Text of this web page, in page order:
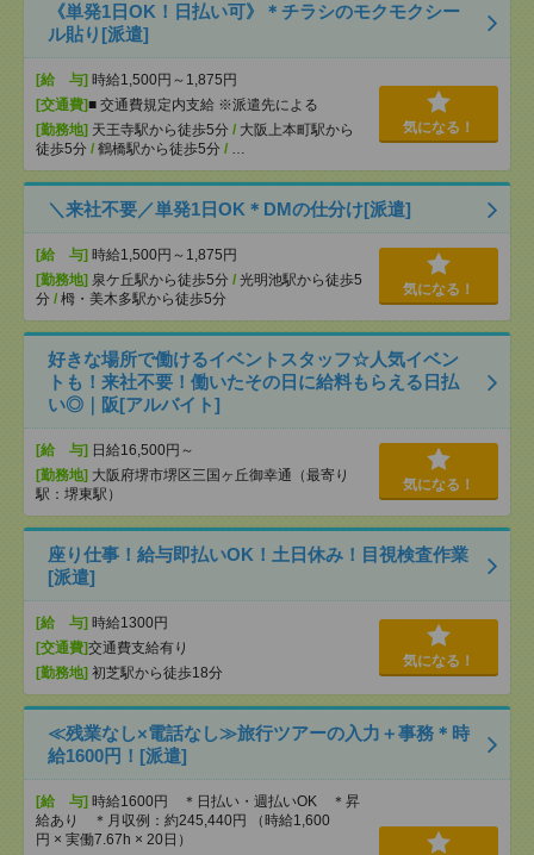
《単発1日OK！日払い可》＊チラシのモクモクシー
ル貼り[派遣]
[給 与] 時給1,500円～1,875円
[交通費]■ 交通費規定内支給 ※派遣先による
[勤務地] 天王寺駅から徒歩5分 / 大阪上本町駅から
徒歩5分 / 鶴橋駅から徒歩5分 / …
気になる！
＼来社不要／単発1日OK＊DMの仕分け[派遣]
[給 与] 時給1,500円～1,875円
[勤務地] 泉ケ丘駅から徒歩5分 / 光明池駅から徒歩5
分 / 栂・美木多駅から徒歩5分
気になる！
好きな場所で働けるイベントスタッフ☆人気イベン
トも！来社不要！働いたその日に給料もらえる日払
い◎｜阪[アルバイト]
[給 与] 日給16,500円～
[勤務地] 大阪府堺市堺区三国ヶ丘御幸通（最寄り
駅：堺東駅）
気になる！
座り仕事！給与即払いOK！土日休み！目視検査作業
[派遣]
[給 与] 時給1300円
[交通費]交通費支給有り
[勤務地] 初芝駅から徒歩18分
気になる！
≪残業なし×電話なし≫旅行ツアーの入力＋事務＊時
給1600円！[派遣]
[給 与] 時給1600円 ＊日払い・週払いOK ＊昇
給あり ＊月収例：約245,440円 （時給1,600
円 × 実働7.67h × 20日）